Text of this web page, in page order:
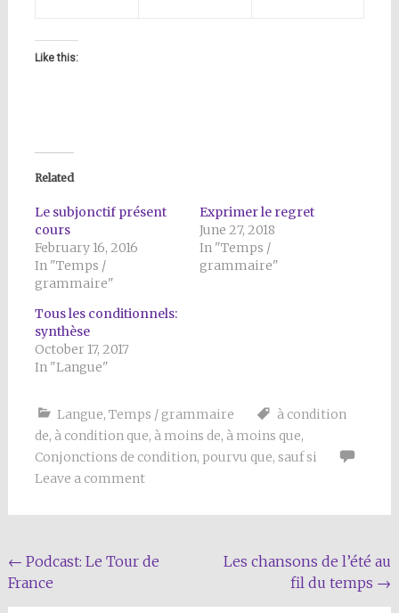
Like this:
Related
Le subjonctif présent
cours
February 16, 2016
In "Temps /
grammaire"
Exprimer le regret
June 27, 2018
In "Temps /
grammaire"
Tous les conditionnels:
synthèse
October 17, 2017
In "Langue"
Langue, Temps / grammaire
à condition
de, à condition que, à moins de, à moins que,
Conjonctions de condition, pourvu que, sauf si
Leave a comment
Post
navigation
← Podcast: Le Tour de
France
Les chansons de l’été au
fil du temps →